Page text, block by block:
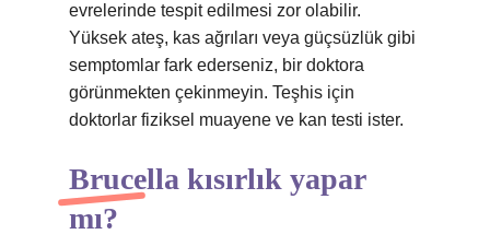
evrelerinde tespit edilmesi zor olabilir.
Yüksek ateş, kas ağrıları veya güçsüzlük gibi
semptomlar fark ederseniz, bir doktora
görünmekten çekinmeyin. Teşhis için
doktorlar fiziksel muayene ve kan testi ister.
Brucella kısırlık yapar
mı?